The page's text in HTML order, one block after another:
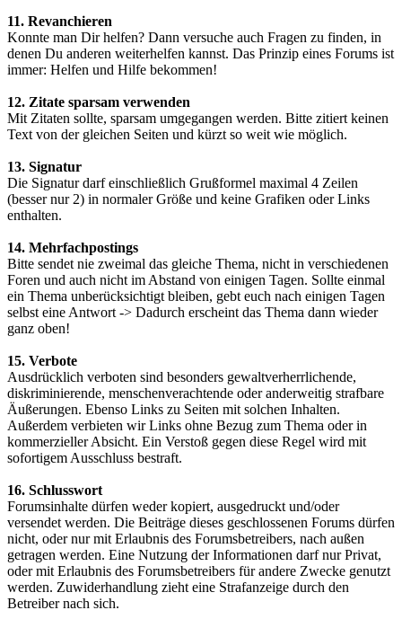
11. Revanchieren
Konnte man Dir helfen? Dann versuche auch Fragen zu finden, in
denen Du anderen weiterhelfen kannst. Das Prinzip eines Forums ist
immer: Helfen und Hilfe bekommen!
12. Zitate sparsam verwenden
Mit Zitaten sollte, sparsam umgegangen werden. Bitte zitiert keinen
Text von der gleichen Seiten und kürzt so weit wie möglich.
13. Signatur
Die Signatur darf einschließlich Grußformel maximal 4 Zeilen
(besser nur 2) in normaler Größe und keine Grafiken oder Links
enthalten.
14. Mehrfachpostings
Bitte sendet nie zweimal das gleiche Thema, nicht in verschiedenen
Foren und auch nicht im Abstand von einigen Tagen. Sollte einmal
ein Thema unberücksichtigt bleiben, gebt euch nach einigen Tagen
selbst eine Antwort -> Dadurch erscheint das Thema dann wieder
ganz oben!
15. Verbote
Ausdrücklich verboten sind besonders gewaltverherrlichende,
diskriminierende, menschenverachtende oder anderweitig strafbare
Äußerungen. Ebenso Links zu Seiten mit solchen Inhalten.
Außerdem verbieten wir Links ohne Bezug zum Thema oder in
kommerzieller Absicht. Ein Verstoß gegen diese Regel wird mit
sofortigem Ausschluss bestraft.
16. Schlusswort
Forumsinhalte dürfen weder kopiert, ausgedruckt und/oder
versendet werden. Die Beiträge dieses geschlossenen Forums dürfen
nicht, oder nur mit Erlaubnis des Forumsbetreibers, nach außen
getragen werden. Eine Nutzung der Informationen darf nur Privat,
oder mit Erlaubnis des Forumsbetreibers für andere Zwecke genutzt
werden. Zuwiderhandlung zieht eine Strafanzeige durch den
Betreiber nach sich.